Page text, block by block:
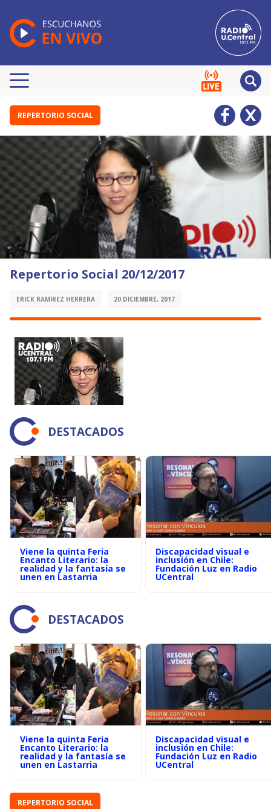
REPERTORIO SOCIAL
Repertorio Social 20/12/2017
ERICK RAMIREZ HERRERA 20 DICIEMBRE, 2017
DESTACADOS
Viene la quinta Feria
Encanto Literario: la
realidad y la fantasía se
unen en Lastarria
Discapacidad visual e
inclusión en Chile:
Fundación Luz en Radio
UCentral
DESTACADOS
Viene la quinta Feria
Encanto Literario: la
realidad y la fantasía se
unen en Lastarria
Discapacidad visual e
inclusión en Chile:
Fundación Luz en Radio
UCentral
REPERTORIO SOCIAL